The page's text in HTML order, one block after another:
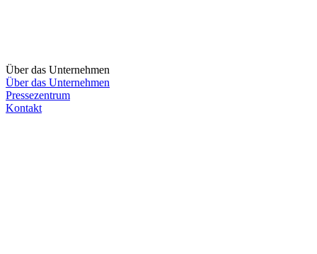
Über das Unternehmen
Über das Unternehmen
Pressezentrum
Kontakt